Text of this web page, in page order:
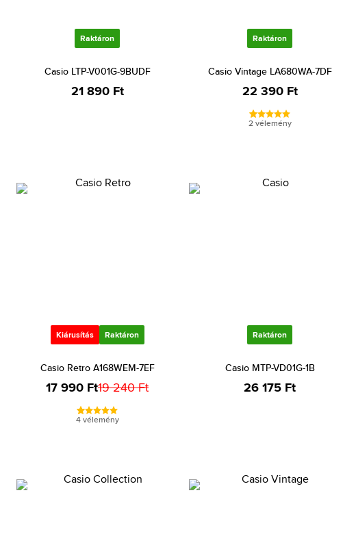
Raktáron
Casio LTP-V001G-9BUDF
21 890 Ft
Raktáron
Casio Vintage LA680WA-7DF
22 390 Ft
2 vélemény
Kiárusítás Raktáron
Casio Retro A168WEM-7EF
17 990 Ft19 240 Ft
4 vélemény
Raktáron
Casio MTP-VD01G-1B
26 175 Ft